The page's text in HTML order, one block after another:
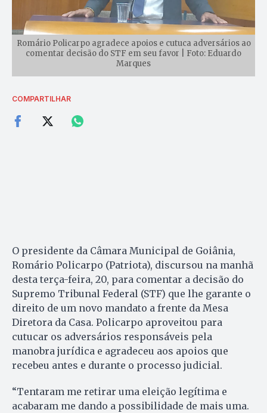
Romário Policarpo agradece apoios e cutuca adversários ao
comentar decisão do STF em seu favor | Foto: Eduardo
Marques
COMPARTILHAR
O presidente da Câmara Municipal de Goiânia,
Romário Policarpo (Patriota), discursou na manhã
desta terça-feira, 20, para comentar a decisão do
Supremo Tribunal Federal (STF) que lhe garante o
direito de um novo mandato a frente da Mesa
Diretora da Casa. Policarpo aproveitou para
cutucar os adversários responsáveis pela
manobra jurídica e agradeceu aos apoios que
recebeu antes e durante o processo judicial.
“Tentaram me retirar uma eleição legítima e
acabaram me dando a possibilidade de mais uma.